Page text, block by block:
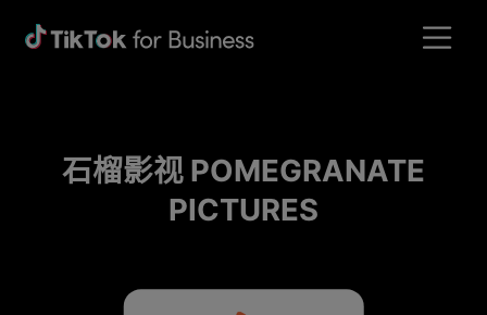
石榴影视 POMEGRANATE
PICTURES